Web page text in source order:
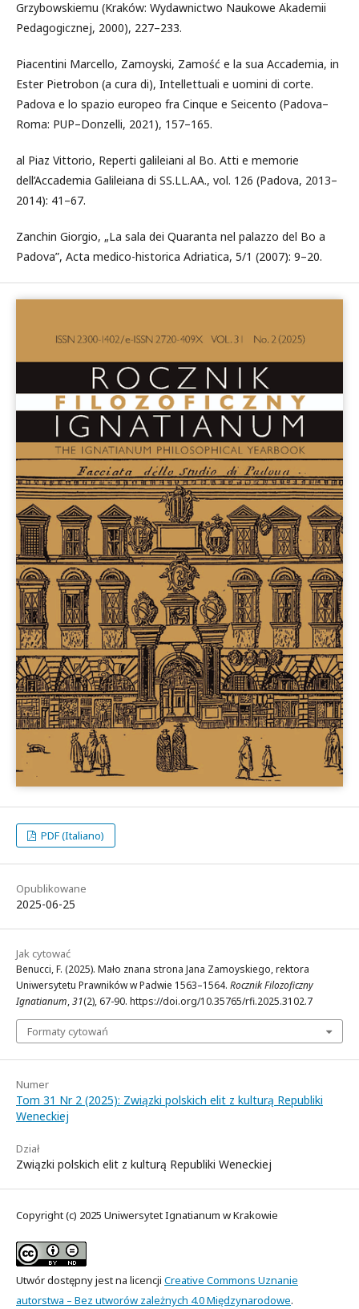
Grzybowskiemu (Kraków: Wydawnictwo Naukowe Akademii
Pedagogicznej, 2000), 227–233.
Piacentini Marcello, Zamoyski, Zamość e la sua Accademia, in
Ester Pietrobon (a cura di), Intellettuali e uomini di corte.
Padova e lo spazio europeo fra Cinque e Seicento (Padova–
Roma: PUP–Donzelli, 2021), 157–165.
al Piaz Vittorio, Reperti galileiani al Bo. Atti e memorie
dell’Accademia Galileiana di SS.LL.AA., vol. 126 (Padova, 2013–
2014): 41–67.
Zanchin Giorgio, „La sala dei Quaranta nel palazzo del Bo a
Padova”, Acta medico-historica Adriatica, 5/1 (2007): 9–20.
PDF (Italiano)
Opublikowane
2025-06-25
Jak cytować
Benucci, F. (2025). Mało znana strona Jana Zamoyskiego, rektora
Uniwersytetu Prawników w Padwie 1563–1564. Rocznik Filozoficzny
Ignatianum,31(2), 67-90. https://doi.org/10.35765/rfi.2025.3102.7
Formaty cytowań
Numer
Tom 31 Nr 2 (2025): Związki polskich elit z kulturą Republiki
Weneckiej
Dział
Związki polskich elit z kulturą Republiki Weneckiej
Copyright (c) 2025 Uniwersytet Ignatianum w Krakowie
Utwór dostępny jest na licencji Creative Commons Uznanie
autorstwa – Bez utworów zależnych 4.0 Międzynarodowe.